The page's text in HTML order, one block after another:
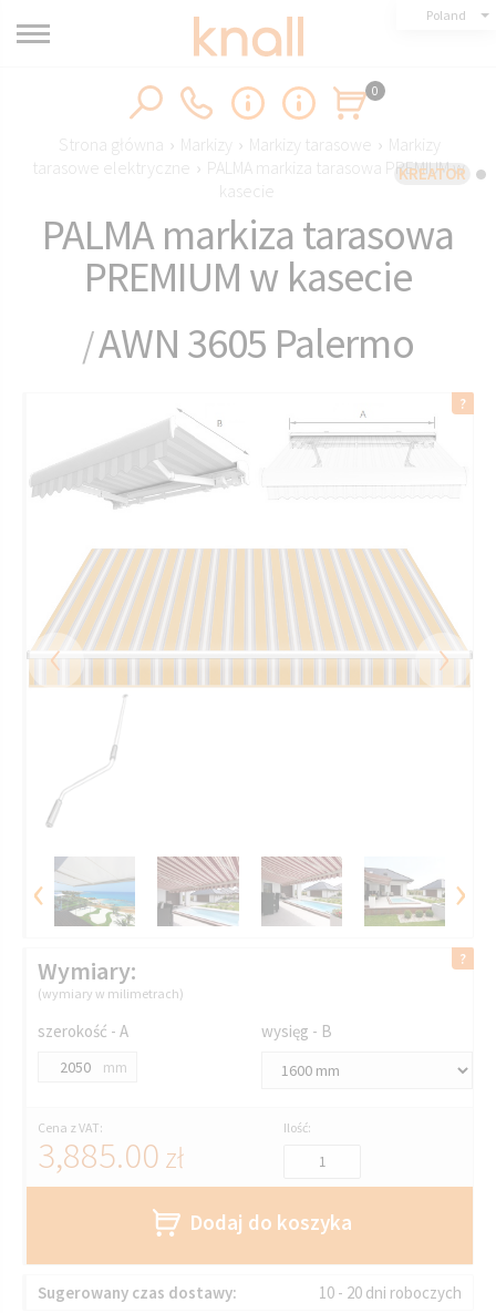
KREATOR
Poland
0
Strona główna › Markizy › Markizy tarasowe › Markizy
tarasowe elektryczne
› PALMA markiza tarasowa PREMIUM w
kasecie
PALMA markiza tarasowa
PREMIUM w kasecie
/AWN 3605 Palermo
‹ ›
‹ ›
Wymiary:
(wymiary w milimetrach)
szerokość - A
mm
wysięg - B
Cena z VAT:
3,885.00 zł
Ilość:
Dodaj do koszyka
Sugerowany czas dostawy:
10 - 20 dni roboczych